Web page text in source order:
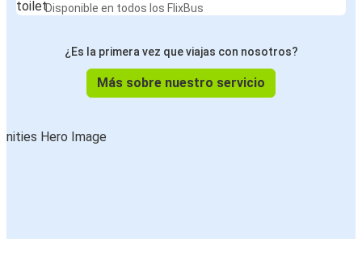
Disponible en todos los FlixBus
¿Es la primera vez que viajas con nosotros?
Más sobre nuestro servicio